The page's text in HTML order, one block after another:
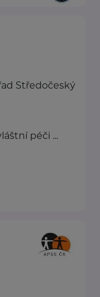
Středočeský
péči ...